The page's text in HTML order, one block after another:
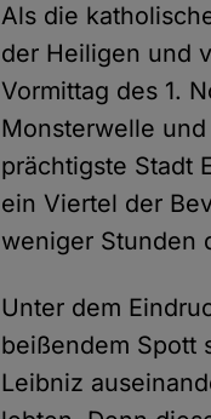
Als die
der Heiligen und
Vormittag des 1.
Monsterwelle
prächtigste Stadt
ein Viertel der
weniger Stunden
Unter dem
beißendem Spott
Leibniz